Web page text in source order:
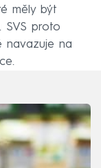
měly být
SVS proto
navazuje na